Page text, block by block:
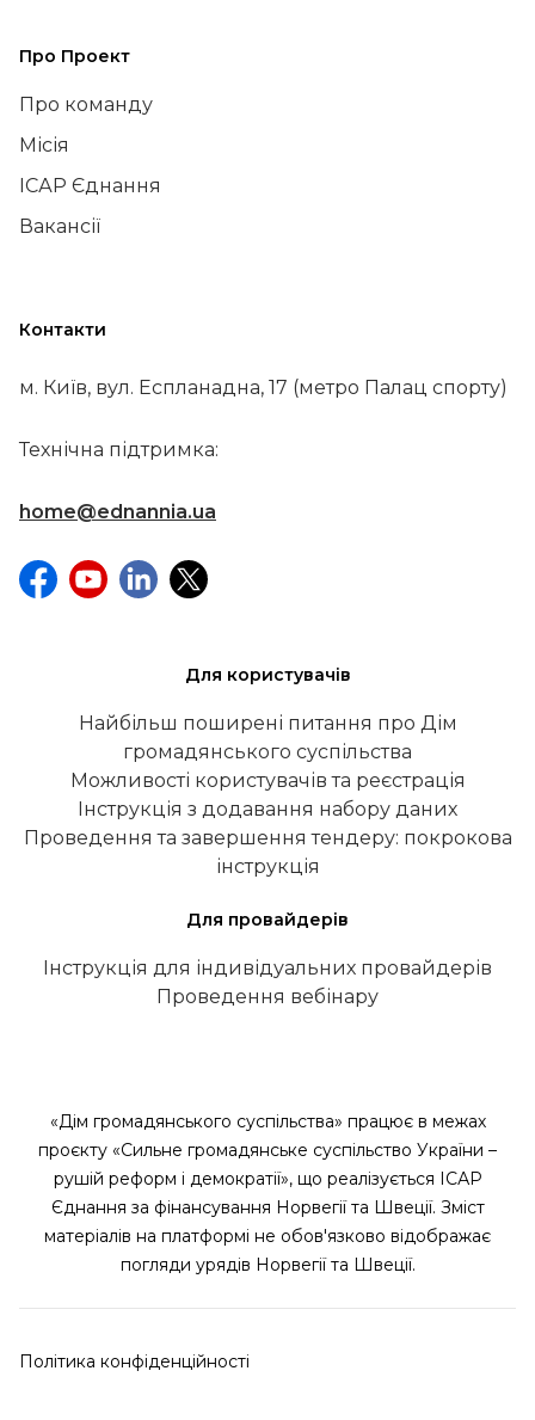
Про Проект
Про команду
Місія
ІСАР Єднання
Вакансії
Контакти
м. Київ, вул. Еспланадна, 17 (метро Палац спорту)
Технічна підтримка:
home@ednannia.ua
Для користувачів
Найбільш поширені питання про Дім
громадянського суспільства
Можливості користувачів та реєстрація
Інструкція з додавання набору даних
Проведення та завершення тендеру: покрокова
інструкція
Для провайдерів
Інструкція для індивідуальних провайдерів
Проведення вебінару
«Дім громадянського суспільства» працює в межах
проєкту «Сильне громадянське суспільство України –
рушій реформ і демократії», що реалізується ІСАР
Єднання за фінансування Норвегії та Швеції. Зміст
матеріалів на платформі не обов'язково відображає
погляди урядів Норвегії та Швеції.
Політика конфіденційності